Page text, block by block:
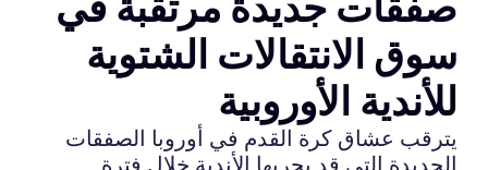
سوق الانتقالات الشتوية
للأندية الأوروبية
يترقب عشاق كرة القدم في أوروبا الصفقات
الجديدة التي قد يجريها الأندية خلال فترة